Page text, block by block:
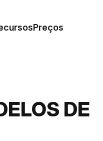
Preços
DE